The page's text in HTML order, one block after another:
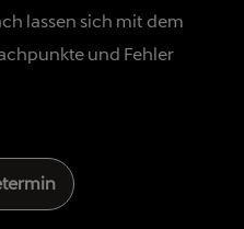
lassen sich mit dem
und Fehler